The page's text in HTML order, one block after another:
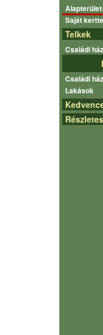
Saját
Telkek
Családi
Családi
Lakások